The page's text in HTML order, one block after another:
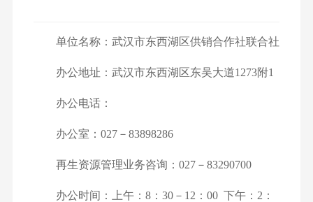
单位名称：武汉市东西湖区供销合作社联合社
办公地址：武汉市东西湖区东吴大道1273附1
办公电话：
办公室：027－83898286
再生资源管理业务咨询：027－83290700
办公时间：上午：8：30－12：00 下午：2：